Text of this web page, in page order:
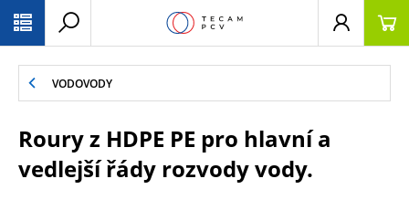
VODOVODY
Roury z HDPE PE pro hlavní a
vedlejší řády rozvody vody.